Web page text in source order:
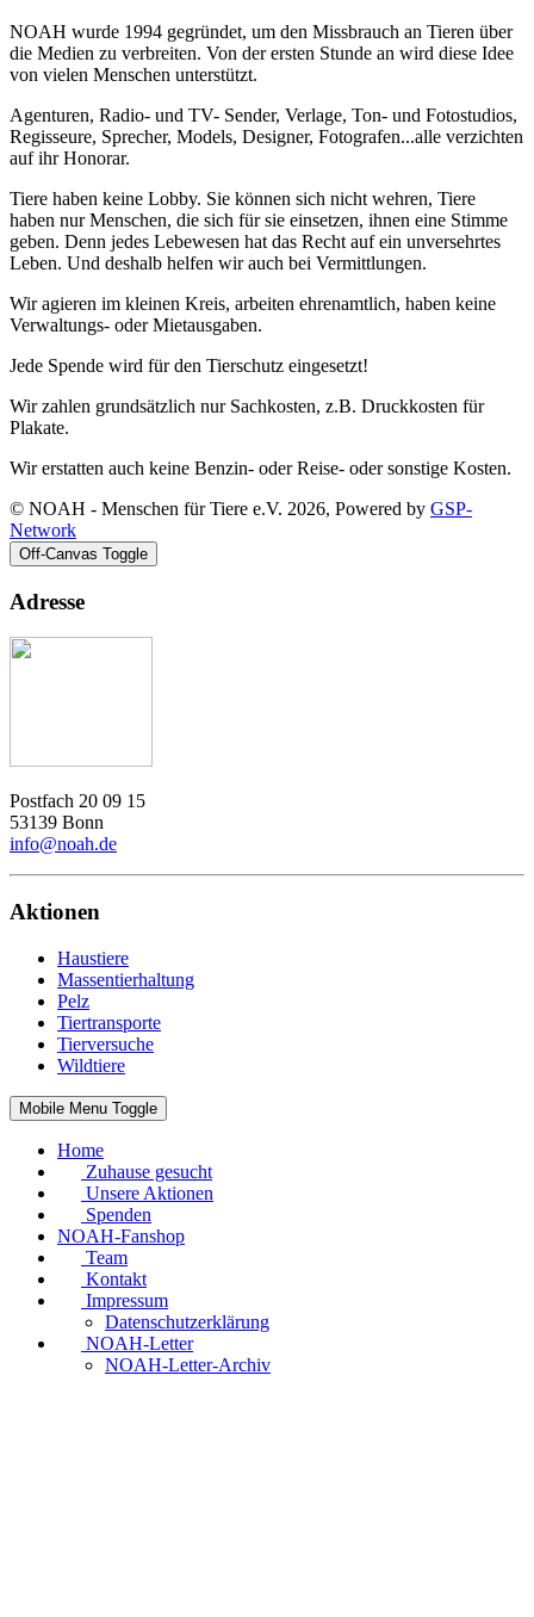
NOAH wurde 1994 gegründet, um den Missbrauch an Tieren über
die Medien zu verbreiten. Von der ersten Stunde an wird diese Idee
von vielen Menschen unterstützt.
Agenturen, Radio- und TV- Sender, Verlage, Ton- und Fotostudios,
Regisseure, Sprecher, Models, Designer, Fotografen...alle verzichten
auf ihr Honorar.
Tiere haben keine Lobby. Sie können sich nicht wehren, Tiere
haben nur Menschen, die sich für sie einsetzen, ihnen eine Stimme
geben. Denn jedes Lebewesen hat das Recht auf ein unversehrtes
Leben. Und deshalb helfen wir auch bei Vermittlungen.
Wir agieren im kleinen Kreis, arbeiten ehrenamtlich, haben keine
Verwaltungs- oder Mietausgaben.
Jede Spende wird für den Tierschutz eingesetzt!
Wir zahlen grundsätzlich nur Sachkosten, z.B. Druckkosten für
Plakate.
Wir erstatten auch keine Benzin- oder Reise- oder sonstige Kosten.
© NOAH - Menschen für Tiere e.V. 2026, Powered by GSP-
Network
Off-Canvas Toggle
Adresse
Postfach 20 09 15
53139 Bonn
info@noah.de
Aktionen
Haustiere
Massentierhaltung
Pelz
Tiertransporte
Tierversuche
Wildtiere
Mobile Menu Toggle
Home
Zuhause gesucht
Unsere Aktionen
Spenden
NOAH-Fanshop
Team
Kontakt
Impressum
Datenschutzerklärung
NOAH-Letter
NOAH-Letter-Archiv